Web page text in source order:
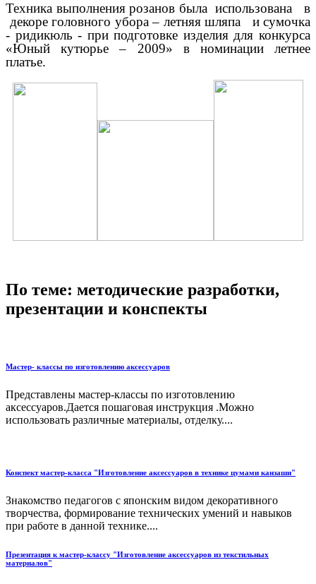
Техника выполнения розанов была использована в
декоре головного убора – летняя шляпа и сумочка
- ридикюль - при подготовке изделия для конкурса
«Юный кутюрье – 2009» в номинации летнее
платье.
По теме: методические разработки,
презентации и конспекты
Мастер- классы по изготовлению аксессуаров
Представлены мастер-классы по изготовлению
аксессуаров.Дается пошаговая инструкция .Можно
использовать различные материалы, отделку....
Конспект мастер-класса "Изготовление аксессуаров в технике цумами канзаши"
Знакомство педагогов с японским видом декоративного
творчества, формирование технических умений и навыков
при работе в данной технике....
Презентация к мастер-классу "Изготовление аксессуаров из текстильных
материалов"